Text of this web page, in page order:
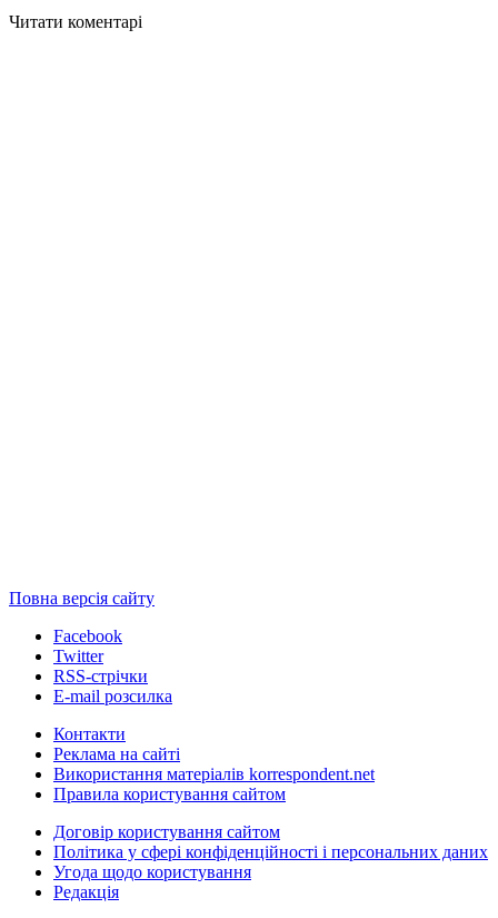
Читати коментарі
Повна версія сайту
Facebook
Twitter
RSS-стрічки
E-mail розсилка
Контакти
Реклама на сайті
Використання матеріалів korrespondent.net
Правила користування сайтом
Договір користування сайтом
Політика у сфері конфіденційності і персональних даних
Угода щодо користування
Редакція